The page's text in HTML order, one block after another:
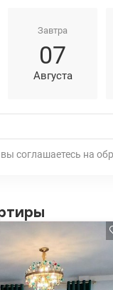
Завтра
07
Августа
соглашаетесь на